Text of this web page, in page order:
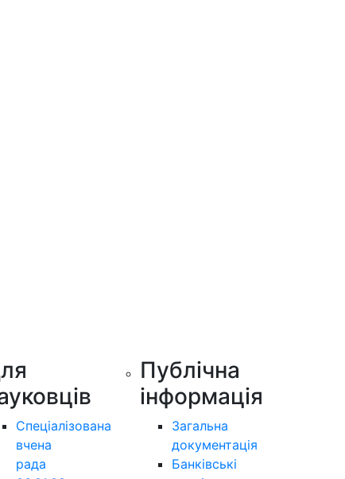
Спеціалізована
вчена
рада
Публічна
інформація
Загальна
документація
Банківські